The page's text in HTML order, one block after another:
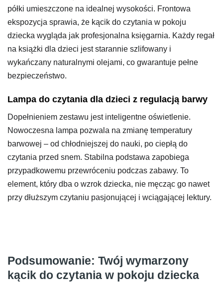
półki umieszczone na idealnej wysokości. Frontowa
ekspozycja sprawia, że kącik do czytania w pokoju
dziecka wygląda jak profesjonalna księgarnia. Każdy regał
na książki dla dzieci jest starannie szlifowany i
wykańczany naturalnymi olejami, co gwarantuje pełne
bezpieczeństwo.
Lampa do czytania dla dzieci z regulacją barwy
Dopełnieniem zestawu jest inteligentne oświetlenie.
Nowoczesna lampa pozwala na zmianę temperatury
barwowej – od chłodniejszej do nauki, po ciepłą do
czytania przed snem. Stabilna podstawa zapobiega
przypadkowemu przewróceniu podczas zabawy. To
element, który dba o wzrok dziecka, nie męcząc go nawet
przy dłuższym czytaniu pasjonującej i wciągającej lektury.
Podsumowanie: Twój wymarzony
kącik do czytania w pokoju dziecka